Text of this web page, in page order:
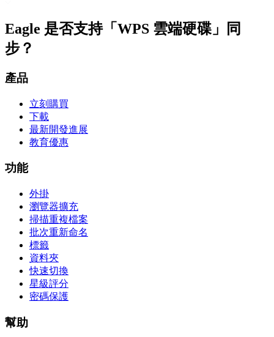
Eagle 是否支持「WPS 雲端硬碟」同
步？
產品
立刻購買
下載
最新開發進展
教育優惠
功能
外掛
瀏覽器擴充
掃描重複檔案
批次重新命名
標籤
資料夾
快速切換
星級評分
密碼保護
幫助